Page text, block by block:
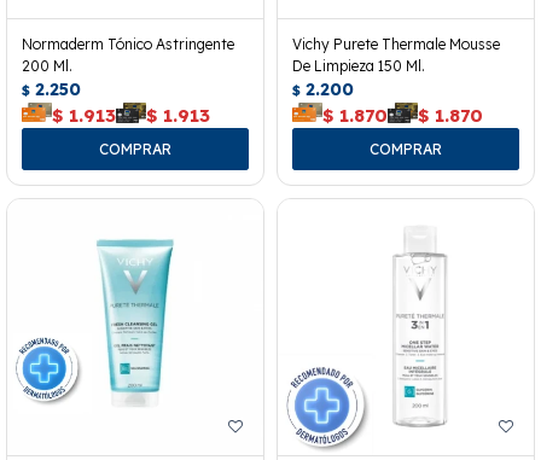
Normaderm Tónico Astringente
200 Ml.
$ 2.250
$ 1.913 $ 1.913
Vichy Purete Thermale Mousse
De Limpieza 150 Ml.
$ 2.200
$ 1.870 $ 1.870